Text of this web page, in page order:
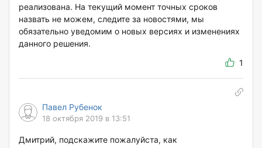
реализована. На текущий момент точных сроков
назвать не можем, следите за новостями, мы
обязательно уведомим о новых версиях и изменениях
данного решения.
1
Павел Рубенок
18 октября 2019 в 13:51
Дмитрий, подскажите пожалуйста, как